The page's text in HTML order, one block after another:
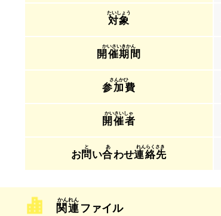
対象
開催期間
参加費
開催者
お問 い合わせ連絡先
関連 ファイル